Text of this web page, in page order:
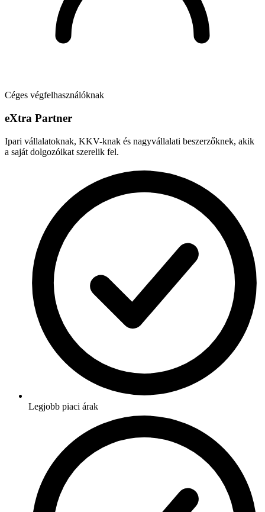
Céges végfelhasználóknak
eXtra Partner
Ipari vállalatoknak, KKV-knak és nagyvállalati beszerzőknek, akik
a saját dolgozóikat szerelik fel.
Legjobb piaci árak